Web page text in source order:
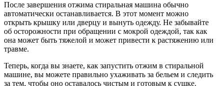
После завершения отжима стиральная машина обычно
автоматически останавливается. В этот момент можно
открыть крышку или дверцу и вынуть одежду. Не забывайте
об осторожности при обращении с мокрой одеждой, так как
она может быть тяжелой и может привести к растяжению или
травме.
Теперь, когда вы знаете, как запустить отжим в стиральной
машине, вы можете правильно ухаживать за бельем и следить
за тем, чтобы оно оставалось чистым и готовым к сушке.